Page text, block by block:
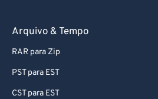
Arquivo & Tempo
RAR para Zip
PST para EST
CST para EST